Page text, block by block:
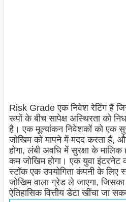
Risk Grade एक निवेश रेटिंग है
रूपों के बीच सापेक्ष अस्थिरता को
है। एक मूल्यांकन निवेशकों को एक
जोखिम को मापने में मदद करता है,
होगा, लंबी अवधि में सुरक्षा के
कम जोखिम होगा। एक युवा इंटरनेट
स्टॉक एक उपयोगिता कंपनी के लिए
जोखिम वाला ग्रेड ले जाएगा,
ऐतिहासिक वित्तीय डेटा खींचा जा